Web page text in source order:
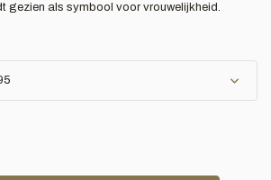
gezien als symbool voor vrouwelijkheid.